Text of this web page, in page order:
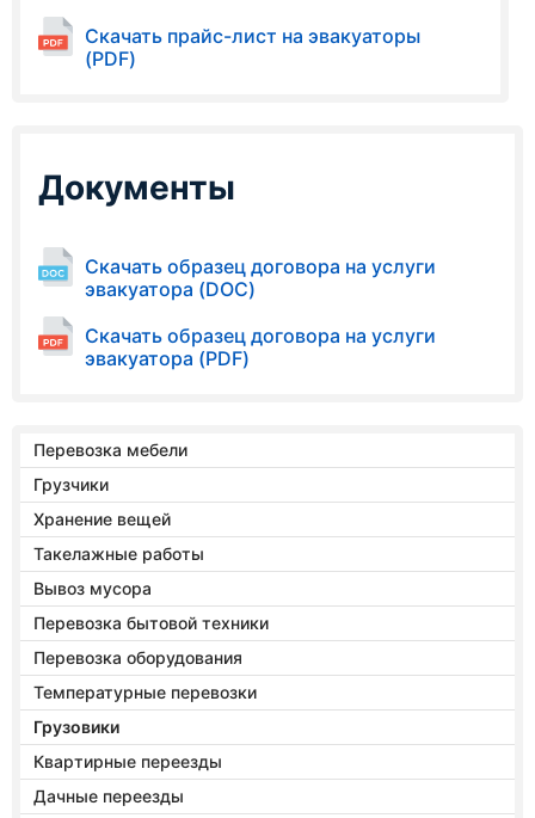
Скачать прайс-лист на эвакуаторы
(PDF)
Документы
Скачать образец договора на услуги
эвакуатора (DOC)
Скачать образец договора на услуги
эвакуатора (PDF)
Перевозка мебели
Грузчики
Хранение вещей
Такелажные работы
Вывоз мусора
Перевозка бытовой техники
Перевозка оборудования
Температурные перевозки
Грузовики
Квартирные переезды
Дачные переезды